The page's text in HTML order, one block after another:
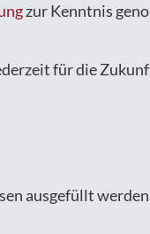
zur Kenntnis
für die
ausgefüllt